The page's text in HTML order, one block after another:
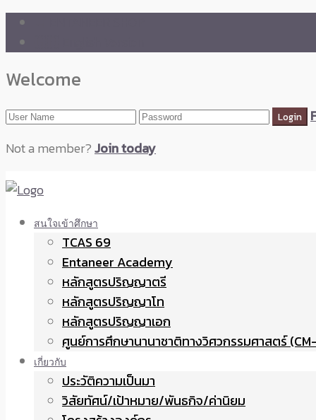
Welcome
Not a member?Join today
สนใจเข้าศึกษา
TCAS 69
Entaneer Academy
หลักสูตรปริญญาตรี
หลักสูตรปริญญาโท
หลักสูตรปริญญาเอก
ศูนย์การศึกษานานาชาติทางวิศวกรรมศาสตร์
เกี่ยวกับ
ประวัติความเป็นมา
วิสัยทัศน์/เป้าหมาย/พันธกิจ/ค่านิยม